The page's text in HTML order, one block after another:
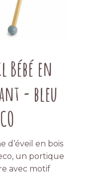
Bébé en
- bleu
d’éveil en bois
un portique
avec motif